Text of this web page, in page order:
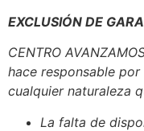
EXCLUSIÓN DE
CENTRO
hace responsable
cualquier naturaleza
La falta de